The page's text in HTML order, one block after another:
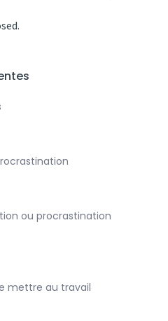
ou procrastination
mettre au travail